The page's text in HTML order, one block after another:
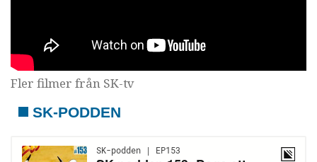
Fler filmer från SK-tv
SK-PODDEN